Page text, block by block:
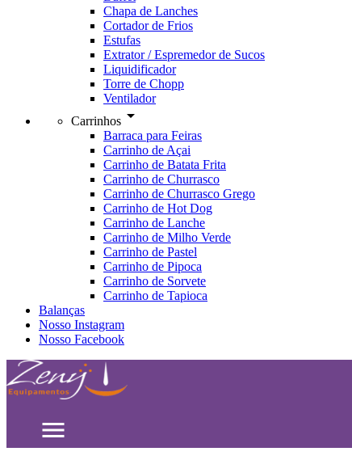
Chapa de Lanches
Cortador de Frios
Estufas
Extrator / Espremedor de Sucos
Liquidificador
Torre de Chopp
Ventilador
Carrinhos arrow_drop_down
Barraca para Feiras
Carrinho de Açai
Carrinho de Batata Frita
Carrinho de Churrasco
Carrinho de Churrasco Grego
Carrinho de Hot Dog
Carrinho de Lanche
Carrinho de Milho Verde
Carrinho de Pastel
Carrinho de Pipoca
Carrinho de Sorvete
Carrinho de Tapioca
Balanças
Nosso Instagram
Nosso Facebook
menu